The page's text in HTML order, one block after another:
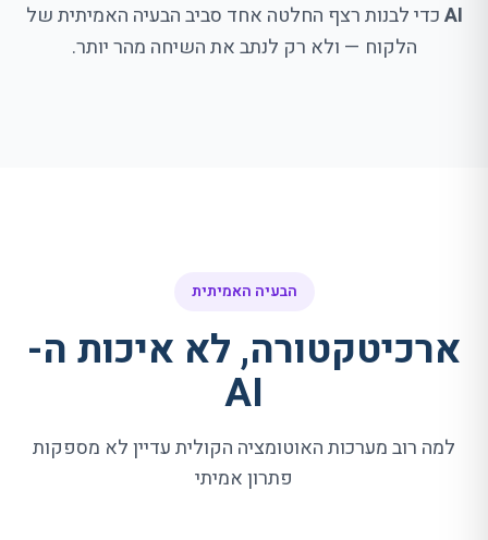
AIכדי לבנות רצף החלטה אחד סביב הבעיה האמיתית של
הלקוח — ולא רק לנתב את השיחה מהר יותר.
הבעיה האמיתית
ארכיטקטורה, לא איכות ה-
AI
למה רוב מערכות האוטומציה הקולית עדיין לא מספקות
פתרון אמיתי